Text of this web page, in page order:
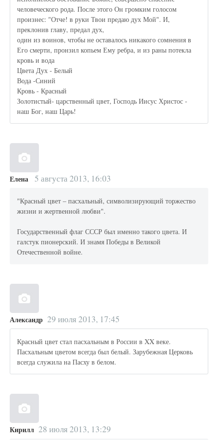
человеческого рода. После этого Он громким голосом
произнес: "Отче! в руки Твои предаю дух Мой". И,
преклонив главу, предал дух,
один из воинов, чтобы не оставалось никакого сомнения в
Его смерти, пронзил копьем Ему ребра, и из раны потекла
кровь и вода
Цвета Дух - Белый
Вода -Синий
Кровь - Красный
Золотистый- царственный цвет, Господь Иисус Христос -
наш Бог, наш Царь!
Елена 5 августа 2013, 16:03
"Красный цвет – пасхальный, символизирующий торжество
жизни и жертвенной любви".
Государственный флаг СССР был именно такого цвета. И
галстук пионерский. И знамя Победы в Великой
Отечественной войне.
Александр 29 июля 2013, 17:45
Красный цвет стал пасхальным в России в XX веке.
Пасхальным цветом всегда был белый. Зарубежная Церковь
всегда служила на Пасху в белом.
Кирилл 28 июля 2013, 13:29